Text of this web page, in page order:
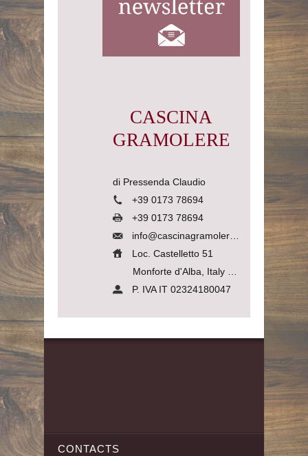
CASCINA
GRAMOLERE
di Pressenda Claudio
+39 0173 78694
+39 0173 78694
info@cascinagramolere.com
Loc. Castelletto 51
Monforte d'Alba, Italy
P. IVA IT 02324180047
CONTACTS